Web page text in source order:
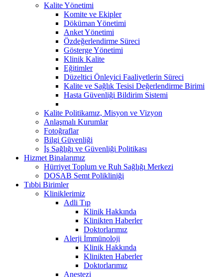
Kalite Yönetimi
Komite ve Ekipler
Döküman Yönetimi
Anket Yönetimi
Özdeğerlendirme Süreci
Gösterge Yönetimi
Klinik Kalite
Eğitimler
Düzeltici Önleyici Faaliyetlerin Süreci
Kalite ve Sağlık Tesisi Değerlendirme Birimi
Hasta Güvenliği Bildirim Sistemi
Kalite Politikamız, Misyon ve Vizyon
Anlaşmalı Kurumlar
Fotoğraflar
Bilgi Güvenliği
İş Sağlığı ve Güvenliği Politikası
Hizmet Binalarımız
Hürriyet Toplum ve Ruh Sağlığı Merkezi
DOSAB Semt Polikliniği
Tıbbi Birimler
Kliniklerimiz
Adli Tıp
Klinik Hakkında
Klinikten Haberler
Doktorlarımız
Alerji İmmünoloji
Klinik Hakkında
Klinikten Haberler
Doktorlarımız
Anestezi